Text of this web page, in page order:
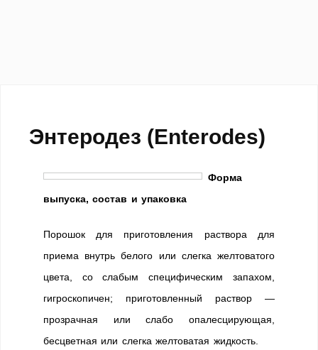
Энтеродез (Enterodes)
Форма
выпуска, состав и упаковка
Порошок для приготовления раствора для
приема внутрь белого или слегка желтоватого
цвета, со слабым специфическим запахом,
гигроскопичен; приготовленный раствор —
прозрачная или слабо опалесцирующая,
бесцветная или слегка желтоватая жидкость.